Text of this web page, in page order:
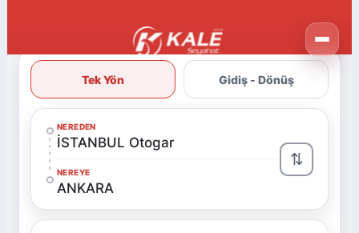
Tek Yön Gidiş - Dönüş
NEREDEN
İSTANBUL Otogar
NEREYE
ANKARA
⇅